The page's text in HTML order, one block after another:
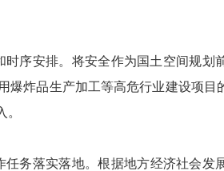
序安排。将安全作为国土空间规划
爆炸品生产加工等高危行业建设项目
务落实落地。根据地方经济社会发